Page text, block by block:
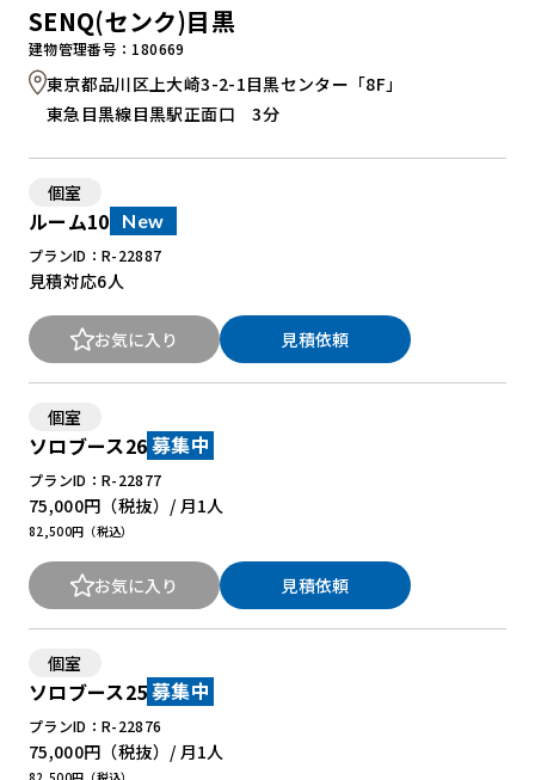
SENQ(センク)目黒
建物管理番号：180669
東京都品川区上大崎3-2-1目黒センター「8F」
東急目黒線目黒駅正面口 3分
個室
ルーム10 New
プランID：R-22887
見積対応6人
お気に入り 見積依頼
個室
ソロブース26 募集中
プランID：R-22877
75,000円 （税抜）/ 月
82,500円（税込）
1人
お気に入り 見積依頼
個室
ソロブース25 募集中
プランID：R-22876
75,000円 （税抜）/ 月1人